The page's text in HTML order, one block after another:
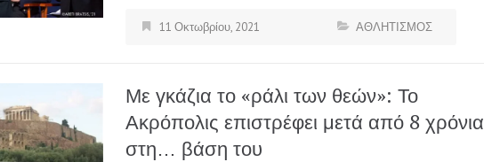
11 Οκτωβρίου, 2021 ΑΘΛΗΤΙΣΜΟΣ
Με γκάζια το «ράλι των θεών»: Το
Ακρόπολις επιστρέφει μετά από 8 χρόνια
στη… βάση του